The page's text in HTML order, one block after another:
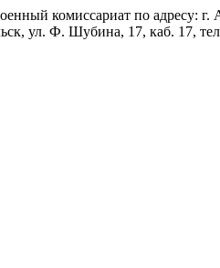
комиссариат по адресу:
ул. Ф. Шубина, 17, каб. 17,